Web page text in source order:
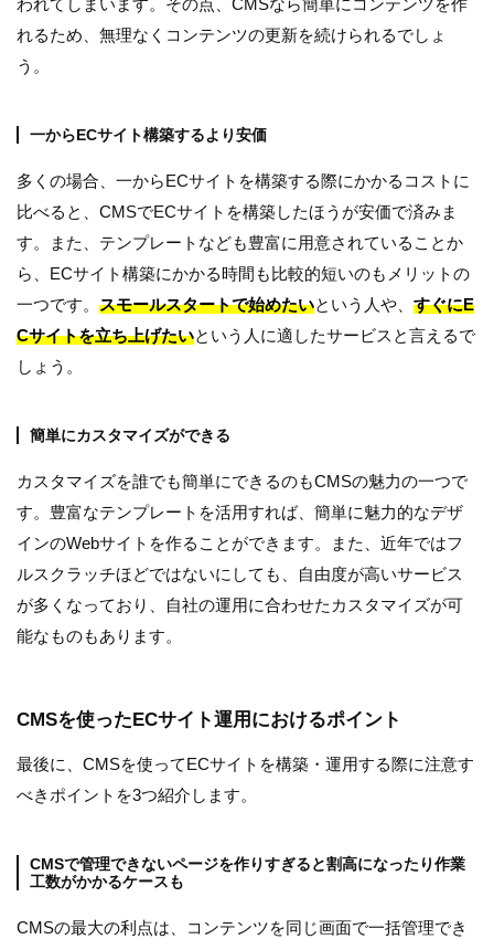
われてしまいます。その点、CMSなら簡単にコンテンツを作
れるため、無理なくコンテンツの更新を続けられるでしょ
う。
一からECサイト構築するより安価
多くの場合、一からECサイトを構築する際にかかるコストに
比べると、CMSでECサイトを構築したほうが安価で済みま
す。また、テンプレートなども豊富に用意されていることか
ら、ECサイト構築にかかる時間も比較的短いのもメリットの
一つです。 スモールスタートで始めたいという人や、 すぐにE
Cサイトを立ち上げたいという人に適したサービスと言えるで
しょう。
簡単にカスタマイズができる
カスタマイズを誰でも簡単にできるのもCMSの魅力の一つで
す。豊富なテンプレートを活用すれば、簡単に魅力的なデザ
インのWebサイトを作ることができます。また、近年ではフ
ルスクラッチほどではないにしても、自由度が高いサービス
が多くなっており、自社の運用に合わせたカスタマイズが可
能なものもあります。
CMSを使ったECサイト運用におけるポイント
最後に、CMSを使ってECサイトを構築・運用する際に注意す
べきポイントを3つ紹介します。
CMSで管理できないページを作りすぎると割高になったり作業
工数がかかるケースも
CMSの最大の利点は、コンテンツを同じ画面で一括管理でき